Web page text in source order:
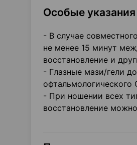
Особые указания
- В случае
не менее 15 минут
восстановление и
- Глазные мази/гели
офтальмологического
- При ношении всех
восстановление